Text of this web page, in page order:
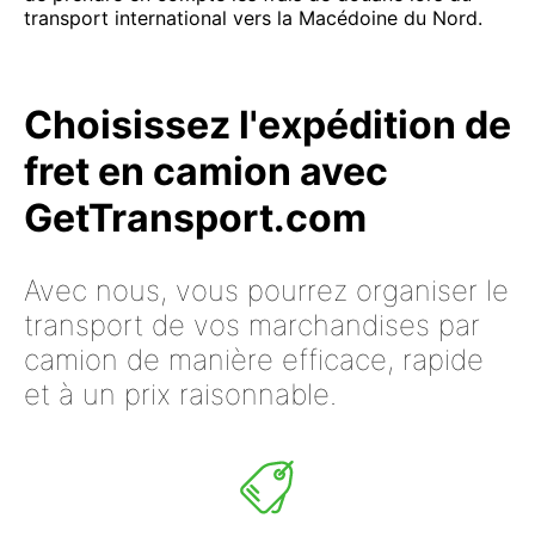
transport international vers la Macédoine du Nord.
Choisissez l'expédition de
fret en camion avec
GetTransport.com
Avec nous, vous pourrez organiser le
transport de vos marchandises par
camion de manière efficace, rapide
et à un prix raisonnable.